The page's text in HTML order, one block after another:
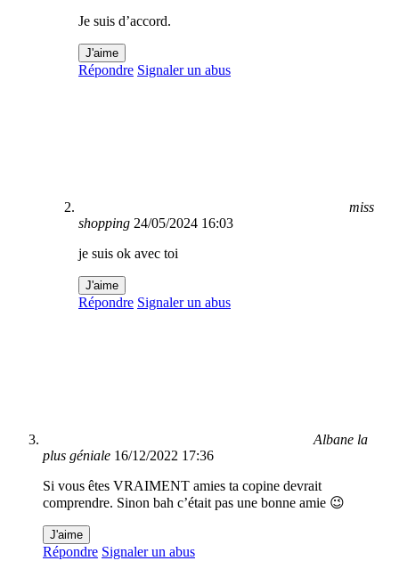
Je suis d’accord.
J'aime
Répondre Signaler un abus
miss
shopping 24/05/2024 16:03
je suis ok avec toi
J'aime
Répondre Signaler un abus
Albane la
plus géniale 16/12/2022 17:36
Si vous êtes VRAIMENT amies ta copine devrait
comprendre. Sinon bah c’était pas une bonne amie 😉
J'aime
Répondre Signaler un abus